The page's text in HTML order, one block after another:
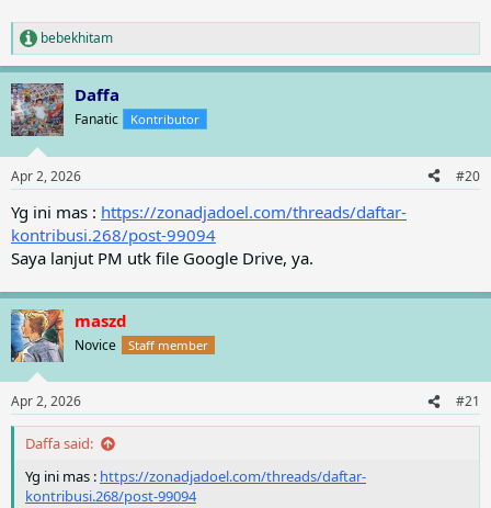
R
e
a
c
t
i
s
:
bebekhitam
Daffa
Fanatic Kontributor
Apr 2, 2026 #20
Yg ini mas : https://zonadjadoel.com/threads/daftar-
kontribusi.268/post-99094
Saya lanjut PM utk file Google Drive, ya.
maszd
Novice Staff member
Apr 2, 2026 #21
Daffa said:
Yg ini mas : https://zonadjadoel.com/threads/daftar-
kontribusi.268/post-99094